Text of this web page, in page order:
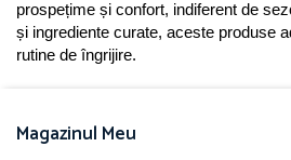
prospețime și confort, indiferent de
și ingrediente curate, aceste produse
rutine de îngrijire.
Magazinul Meu